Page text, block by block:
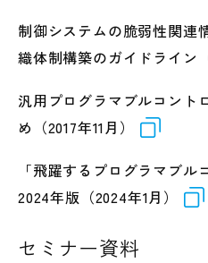
制御システムの脆弱性関連
織体制構築のガイドライン
汎用プログラマブルコント
め（2017年11月）
「飛躍するプログラマブル
2024年版（2024年1月）
セミナー資料